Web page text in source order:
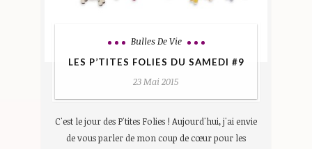
Bulles De Vie
LES P’TITES FOLIES DU SAMEDI #9
23 Mai 2015
C'est le jour des P'tites Folies ! Aujourd'hui, j'ai envie
de vous parler de mon coup de cœur pour les